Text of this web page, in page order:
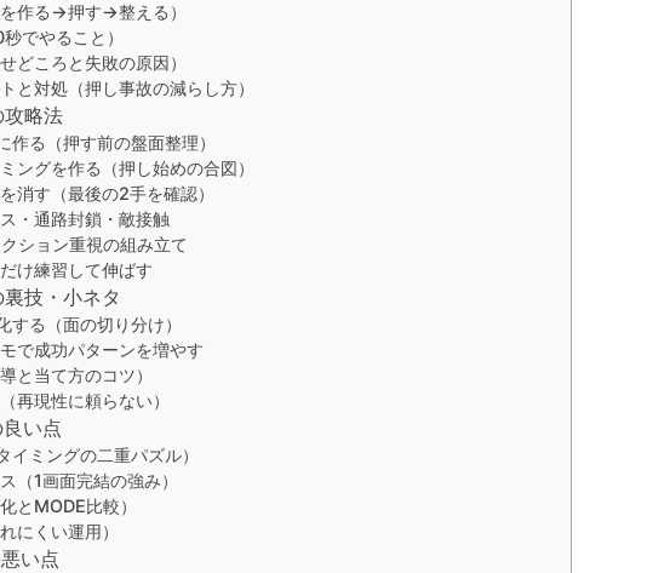
作る→押す→整える）
でやること）
どころと失敗の原因）
と対処（押し事故の減らし方）
略法
る（押す前の盤面整理）
ングを作る（押し始めの合図）
消す（最後の2手を確認）
・通路封鎖・敵接触
ション重視の組み立て
け練習して伸ばす
技・小ネタ
る（面の切り分け）
で成功パターンを増やす
と当て方のコツ）
再現性に頼らない）
い点
ミングの二重パズル）
（1画面完結の強み）
とMODE比較）
にくい運用）
い点